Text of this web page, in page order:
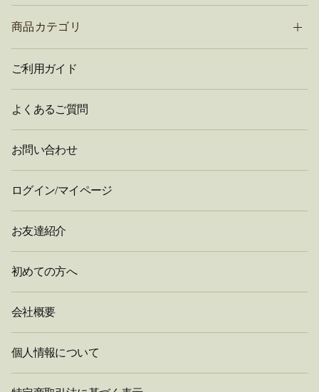
商品カテゴリ
ご利用ガイド
よくあるご質問
お問い合わせ
ログイン/マイページ
お友達紹介
初めての方へ
会社概要
個人情報について